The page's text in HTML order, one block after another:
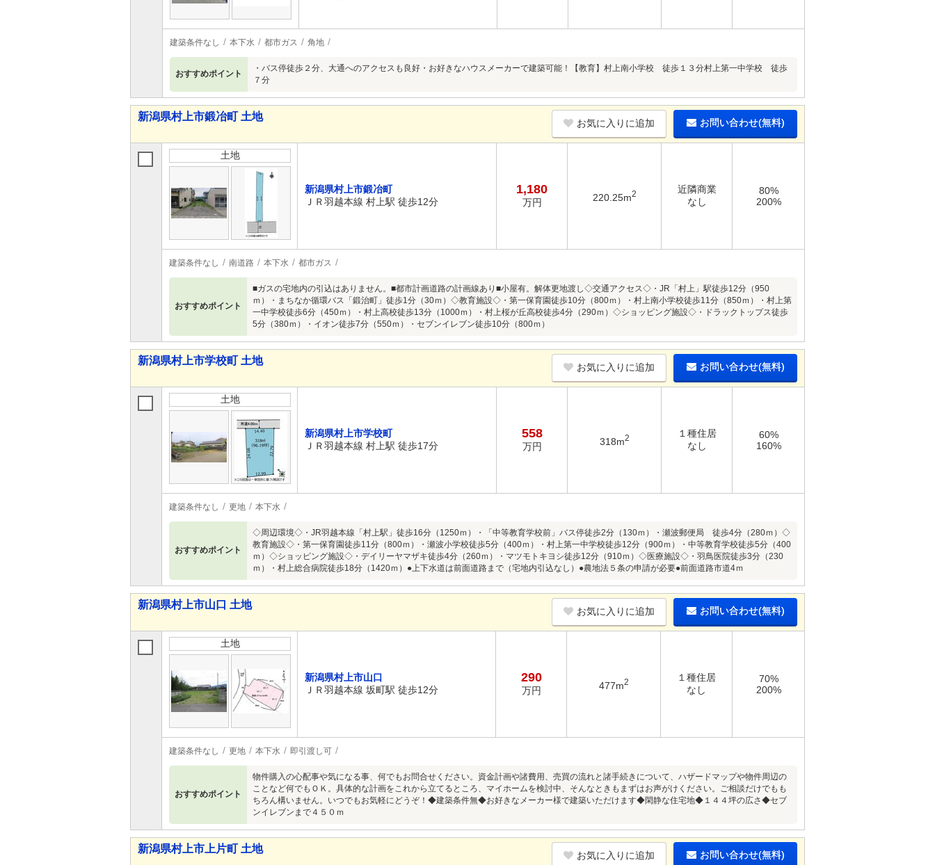
建築条件なし 本下水 都市ガス 角地
おすすめポイント
・バス停徒歩２分、大通へのアクセスも良好・お好きなハウスメーカーで建築可能！【教育】村上南小学校 徒歩１３分村上第一中学校 徒歩
７分
新潟県村上市鍛冶町 土地
お気に入りに追加 お問い合わせ(無料)
土地
新潟県村上市鍛冶町
ＪＲ羽越本線 村上駅 徒歩12分
1,180
万円 220.25m2
近隣商業
なし
80%
200%
建築条件なし 南道路 本下水 都市ガス
おすすめポイント
■ガスの宅地内の引込はありません。■都市計画道路の計画線あり■小屋有。解体更地渡し◇交通アクセス◇・JR「村上」駅徒歩12分（950
ｍ）・まちなか循環バス「鍛治町」徒歩1分（30ｍ）◇教育施設◇・第一保育園徒歩10分（800ｍ）・村上南小学校徒歩11分（850ｍ）・村上第
一中学校徒歩6分（450ｍ）・村上高校徒歩13分（1000ｍ）・村上桜が丘高校徒歩4分（290ｍ）◇ショッピング施設◇・ドラックトップス徒歩
5分（380ｍ）・イオン徒歩7分（550ｍ）・セブンイレブン徒歩10分（800ｍ）
新潟県村上市学校町 土地
お気に入りに追加 お問い合わせ(無料)
土地
新潟県村上市学校町
ＪＲ羽越本線 村上駅 徒歩17分
558
万円 318m2
１種住居
なし
60%
160%
建築条件なし 更地 本下水
おすすめポイント
◇周辺環境◇・JR羽越本線「村上駅」徒歩16分（1250ｍ）・「中等教育学校前」バス停徒歩2分（130ｍ）・瀬波郵便局 徒歩4分（280ｍ）◇
教育施設◇・第一保育園徒歩11分（800ｍ）・瀬波小学校徒歩5分（400ｍ）・村上第一中学校徒歩12分（900ｍ）・中等教育学校徒歩5分（400
ｍ）◇ショッピング施設◇・デイリーヤマザキ徒歩4分（260ｍ）・マツモトキヨシ徒歩12分（910ｍ）◇医療施設◇・羽鳥医院徒歩3分（230
ｍ）・村上総合病院徒歩18分（1420ｍ）●上下水道は前面道路まで（宅地内引込なし）●農地法５条の申請が必要●前面道路市道4ｍ
新潟県村上市山口 土地
お気に入りに追加 お問い合わせ(無料)
土地
新潟県村上市山口
ＪＲ羽越本線 坂町駅 徒歩12分
290
万円 477m2
１種住居
なし
70%
200%
建築条件なし 更地 本下水 即引渡し可
おすすめポイント
物件購入の心配事や気になる事、何でもお問合せください。資金計画や諸費用、売買の流れと諸手続きについて、ハザードマップや物件周辺の
ことなど何でもＯＫ。具体的な計画をこれから立てるところ、マイホームを検討中、そんなときもまずはお声がけください。ご相談だけでもも
ちろん構いません。いつでもお気軽にどうぞ！◆建築条件無◆お好きなメーカー様で建築いただけます◆閑静な住宅地◆１４４坪の広さ◆セブ
ンイレブンまで４５０ｍ
新潟県村上市上片町 土地
お気に入りに追加 お問い合わせ(無料)